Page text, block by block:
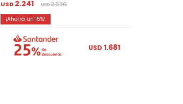
USD 2.241 USD2.636
15
USD 1.681